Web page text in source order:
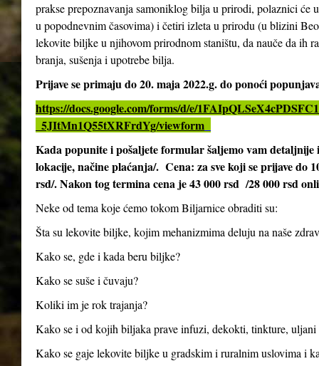
prakse prepoznavanja samoniklog bilja u prirodi, polaznici će
u popodnevnim časovima) i četiri izleta u prirodu (u blizini
lekovite biljke u njihovom prirodnom staništu, da nauče da ih
branja, sušenja i upotrebe bilja.
Prijave se primaju do 20. maja 2022.g. do ponoći
https://docs.google.com/forms/d/e/
_5JItMn1Q55tXRFrdYg/viewform
Kada popunite i pošaljete formular šaljemo vam
lokacije, načine plaćanja/. Cena: za sve koji se prijave do
rsd/. Nakon tog termina cena je 43 000 rsd /28 000 rsd
Neke od tema koje ćemo tokom Biljarnice obraditi su:
Šta su lekovite biljke, kojim mehanizmima deluju na naše
Kako se, gde i kada beru biljke?
Kako se suše i čuvaju?
Koliki im je rok trajanja?
Kako se i od kojih biljaka prave infuzi, dekokti, tinkture, uljani
Kako se gaje lekovite biljke u gradskim i ruralnim uslovima i